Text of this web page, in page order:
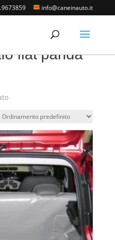
info@caneinauto.it
bagagliaio fiat panda”
fiat panda